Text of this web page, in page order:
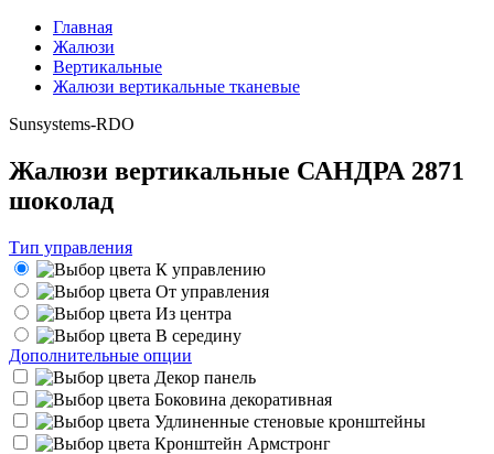
Главная
Жалюзи
Вертикальные
Жалюзи вертикальные тканевые
Sunsystems-RDO
Жалюзи вертикальные САНДРА 2871
шоколад
Тип управления
К управлению
От управления
Из центра
В середину
Дополнительные опции
Декор панель
Боковина декоративная
Удлиненные стеновые кронштейны
Кронштейн Армстронг